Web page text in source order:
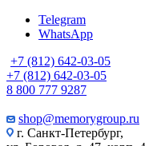
Telegram
WhatsApp
+7 (812) 642-03-05
+7 (812) 642-03-05
8 800 777 9287
shop@memorygroup.ru
г. Санкт-Петербург,